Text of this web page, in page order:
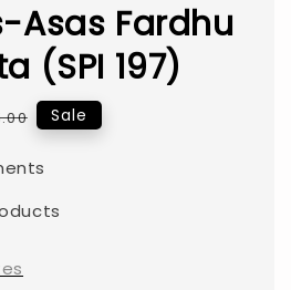
Asas Fardhu
(SPI 197)
Sale